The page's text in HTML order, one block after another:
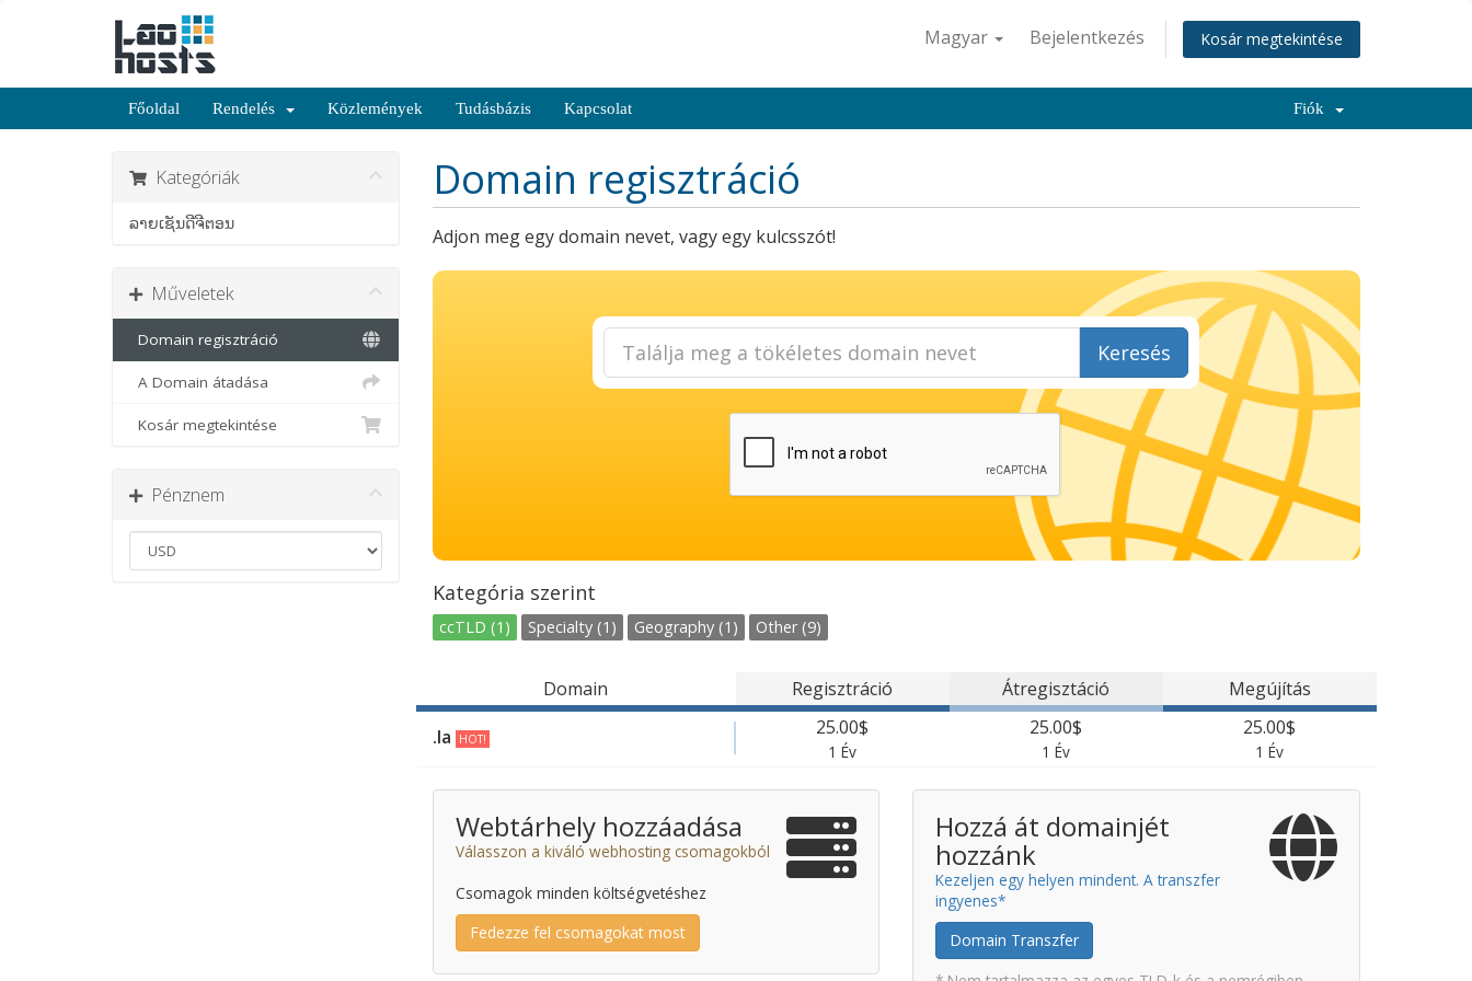
Magyar Bejelentkezés Kosár megtekintése
Főoldal Rendelés Közlemények Tudásbázis Kapcsolat Fiók
Domain regisztráció
Kategóriák
ລາຍເຊັນດີຈີຕອນ
Műveletek
Domain regisztráció
A Domain átadása
Kosár megtekintése
Pénznem
Adjon meg egy domain nevet, vagy egy kulcsszót!
Keresés
Kategória szerint
ccTLD (1) Specialty (1) Geography (1) Other (9)
Domain Regisztráció Átregisztáció
Megújítás
.la
HOT! 25.00$
1 Év
25.00$
1 Év
25.00$
1 Év
Webtárhely hozzáadása
Válasszon a kiváló webhosting csomagokból
Csomagok minden költségvetéshez
Fedezze fel csomagokat most
Hozzá át domainjét
hozzánk
Kezeljen egy helyen mindent. A transzfer
ingyenes*
Domain Transzfer